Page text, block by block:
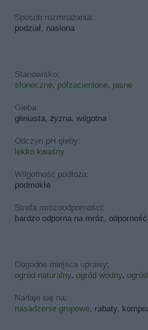
Sposób rozmnażania:
podział, nasiona
Stanowisko:
słoneczne, półzacienione, jasne
Gleba:
gliniasta, żyzna, wilgotna
Odczyn pH gleby:
lekko kwaśny
Wilgotność podłoża:
podmokłe
Strefa mrozoodporności:
bardzo odporna na mróz,
Dogodne miejsca uprawy:
ogród naturalny, ogród wodny,
Nadaje się na:
nasadzenie grupowe, rabaty,